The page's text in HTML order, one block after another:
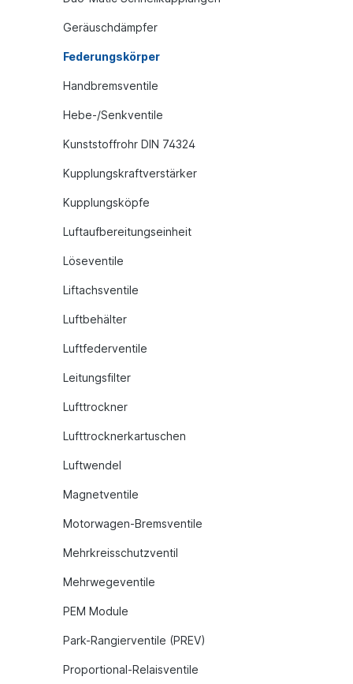
Geräuschdämpfer
Federungskörper
Handbremsventile
Hebe-/Senkventile
Kunststoffrohr DIN 74324
Kupplungskraftverstärker
Kupplungsköpfe
Luftaufbereitungseinheit
Löseventile
Liftachsventile
Luftbehälter
Luftfederventile
Leitungsfilter
Lufttrockner
Lufttrocknerkartuschen
Luftwendel
Magnetventile
Motorwagen-Bremsventile
Mehrkreisschutzventil
Mehrwegeventile
PEM Module
Park-Rangierventile (PREV)
Proportional-Relaisventile